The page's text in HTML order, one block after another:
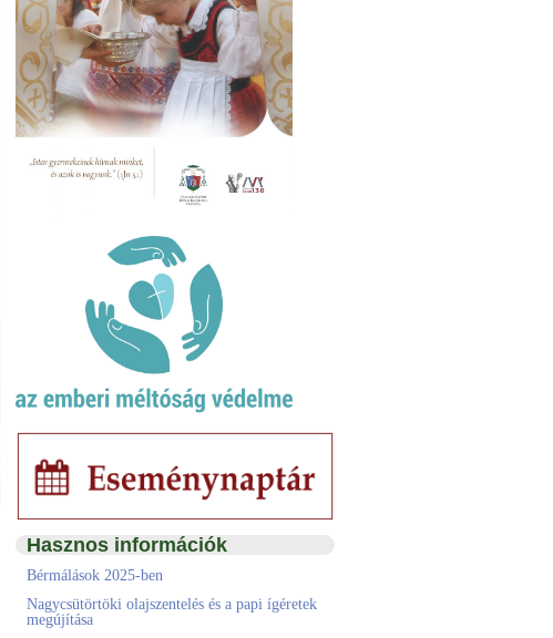
Hasznos információk
Bérmálások 2025-ben
Nagycsütörtöki olajszentelés és a papi ígéretek
megújítása